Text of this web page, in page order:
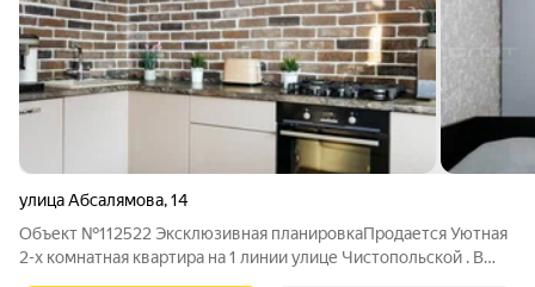
улица Абсалямова,14
Объект №112522 Эксклюзивная планировкаПрoдается Уютная
2-x комнатная квартиpа нa 1 линии улице Чиcтопoльcкой . В